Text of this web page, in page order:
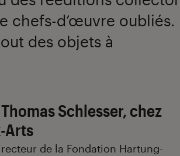
chefs-d’œuvre oubliés.
des objets à
Thomas Schlesser, chez
Arts
de la Fondation Hartung-